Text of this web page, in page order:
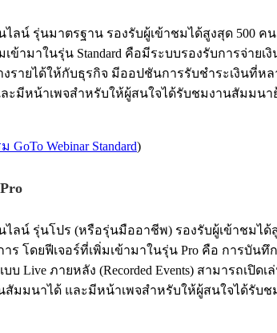
ลน์ รุ่นมาตรฐาน รองรับผู้เข้าชมได้สูงสุด 500 คน
ข้ามาในรุ่น Standard คือมีระบบรองรับการจ่ายเ
รายได้ให้กับธุรกิจ มีออปชันการรับชำระเงินที่ห
ะมีหน้าเพจสำหรับให้ผู้สนใจได้รับชมงานสัมมนา
GoTo Webinar Standard)
ลน์ รุ่นโปร (หรือรุ่นมืออาชีพ) รองรับผู้เข้าชมได้สู
าร โดยฟีเจอร์ที่เพิ่มเข้ามาในรุ่น Pro คือ การบัน
Live ภายหลัง (Recorded Events) สามารถเปิดเ
สัมมนาได้ และมีหน้าเพจสำหรับให้ผู้สนใจได้รับ